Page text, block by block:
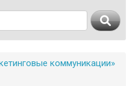
коммуникации»